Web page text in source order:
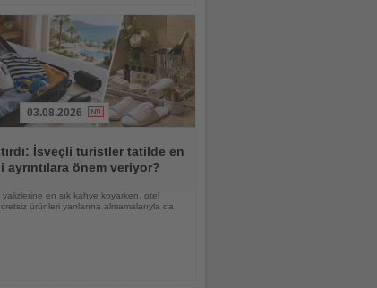
03.08.2026
İsveçli turistler tatilde en
ayrıntılara önem veriyor?
valizlerine en sık kahve koyarken, otel
ürünleri yanlarına almamalarıyla da